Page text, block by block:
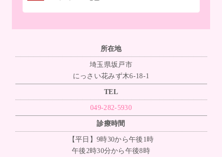
所在地
埼玉県坂戸市
にっさい花みず木6-18-1
TEL
049-282-5930
診療時間
【平日】9時30から午後1時
午後2時30分から午後8時